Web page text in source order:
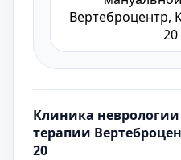
Вертеброцентр,
20
Клиника
терапии
20